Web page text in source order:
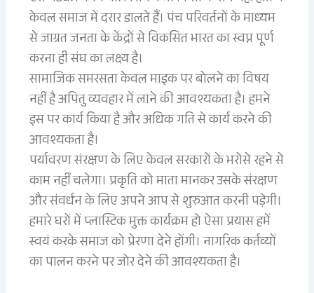
केवल समाज में दरार डालते हैं। पंच परिवर्तनों के माध्यम
से जाग्रत जनता के केंद्रों से विकसित भारत का स्वप्न पूर्ण
करना ही संघ का लक्ष्य है।
सामाजिक समरसता केवल माइक पर बोलने का विषय
नहीं है अपितु व्यवहार में लाने की आवश्यकता है। हमने
इस पर कार्य किया है और अधिक गति से कार्य करने की
आवश्यकता है।
पर्यावरण संरक्षण के लिए केवल सरकारों के भरोसे रहने से
काम नहीं चलेगा। प्रकृति को माता मानकर उसके संरक्षण
और संवर्धन के लिए अपने आप से शुरुआत करनी पड़ेगी।
हमारे घरों में प्लास्टिक मुक्त कार्यक्रम हो ऐसा प्रयास हमें
स्वयं करके समाज को प्रेरणा देने होंगी। नागरिक कर्तव्यों
का पालन करने पर जोर देने की आवश्यकता है।